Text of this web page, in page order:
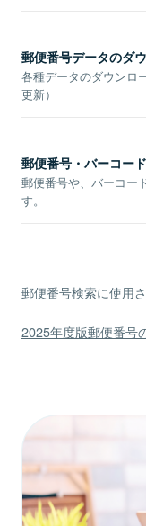
郵便番号データのダ
各種データのダウンロ
更新）
郵便番号・バーコー
郵便番号や、バーコー
す。
郵便番号検索に使用
2025年度版郵便番号